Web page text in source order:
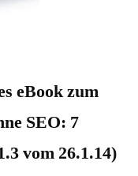
eBook zum
SEO: 7
vom 26.1.14)